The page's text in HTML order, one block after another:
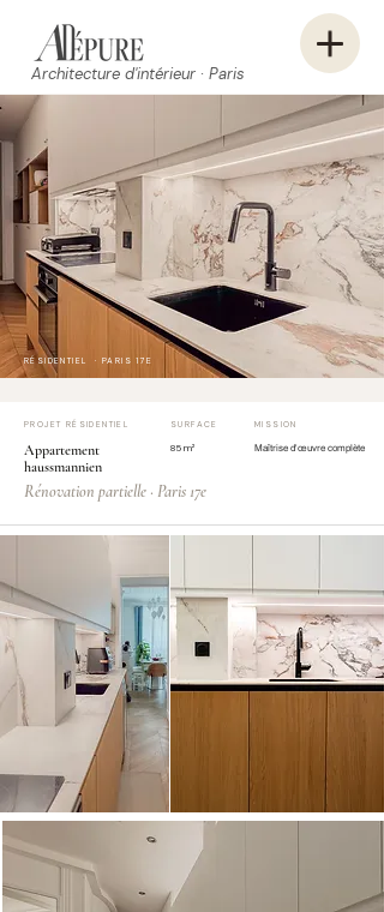
Architecture d'intérieur · Paris
RÉSIDENTIEL · PARIS 17E
PROJET RÉSIDENTIEL
Appartement
haussmannien
SURFACE MISSION
85 m² Maîtrise d'œuvre complète
Rénovation partielle · Paris 17e